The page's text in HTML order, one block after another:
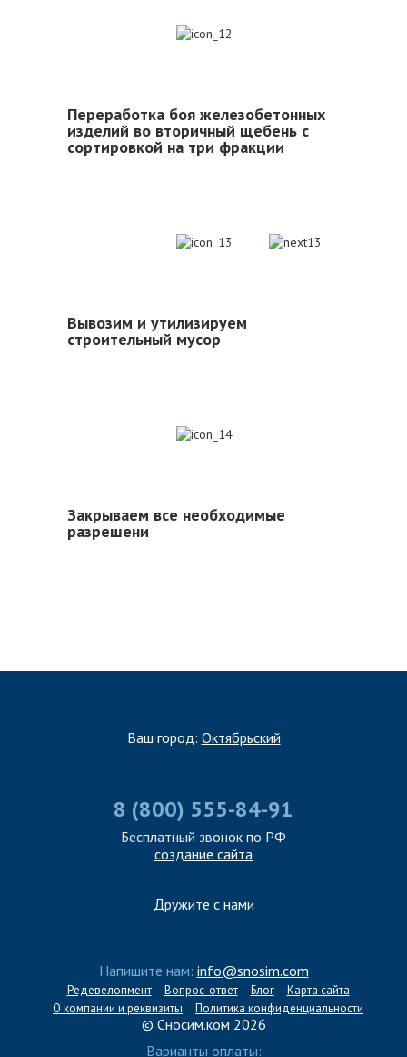
Переработка боя железобетонных
изделий во вторичный щебень с
сортировкой на три фракции
Вывозим и утилизируем
строительный мусор
Закрываем все необходимые
разрешени
Ваш город: Октябрьский
8 (800) 555-84-91
Бесплатный звонок по РФ
создание сайта
Дружите с нами
Напишите нам: info@snosim.com
Редевелопмент Вопрос-ответ Блог
Карта сайта
О компании и реквизиты
Политика конфиденциальности
© Сносим.ком 2026
Варианты оплаты: